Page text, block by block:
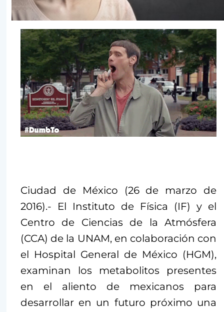
Ciudad de México (26 de marzo de
2016).- El Instituto de Física (IF) y el
Centro de Ciencias de la Atmósfera
(CCA) de la UNAM, en colaboración con
el Hospital General de México (HGM),
examinan los metabolitos presentes
en el aliento de mexicanos para
desarrollar en un futuro próximo una